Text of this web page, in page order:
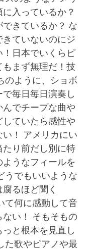
入っているか？
きているか？ な
ていないのにジ
！日本でいくらピ
まず無理だ！技
のように、ショボ
毎日毎日演奏し
でチープな曲や
ていたら感性や
！ アメリカにい
り前だし別に特
うなフィールを
うでもいいような
るほど聞く
て何に感動して音
い！ そもそもの
と根本を見直し
た歌やピアノや最